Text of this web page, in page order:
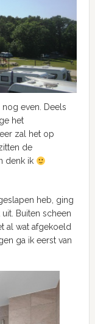
even. Deels
het
zal het op
de
denk ik
heb, ging
Buiten scheen
al wat afgekoeld
ga ik eerst van